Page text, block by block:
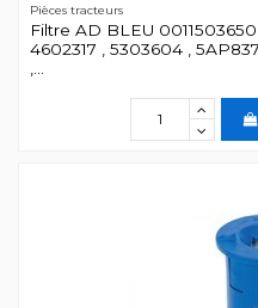
Pièces tracteurs
Filtre AD BLEU 0011503650
4602317 , 5303604 ,